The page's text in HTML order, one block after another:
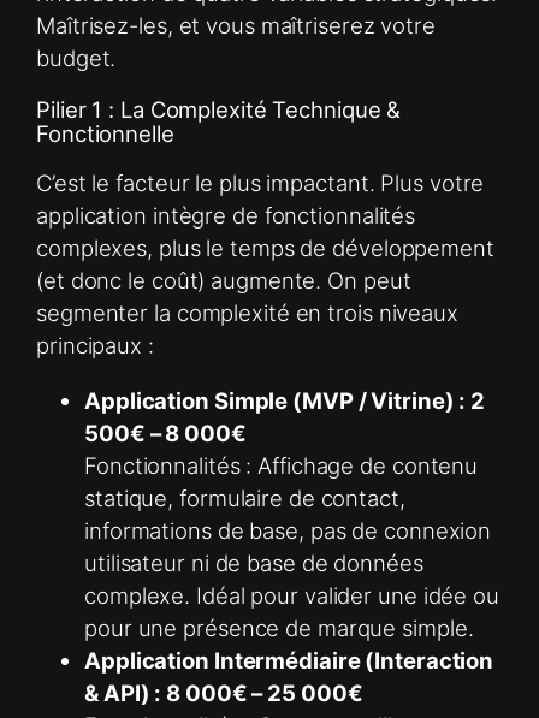
Maîtrisez-les, et vous maîtriserez votre
budget.
Pilier 1 : La Complexité Technique &
Fonctionnelle
C’est le facteur le plus impactant. Plus votre
application intègre de fonctionnalités
complexes, plus le temps de développement
(et donc le coût) augmente. On peut
segmenter la complexité en trois niveaux
principaux :
Application Simple (MVP / Vitrine) : 2
500€ – 8 000€
Fonctionnalités : Affichage de contenu
statique, formulaire de contact,
informations de base, pas de connexion
utilisateur ni de base de données
complexe. Idéal pour valider une idée ou
pour une présence de marque simple.
Application Intermédiaire (Interaction
& API) : 8 000€ – 25 000€